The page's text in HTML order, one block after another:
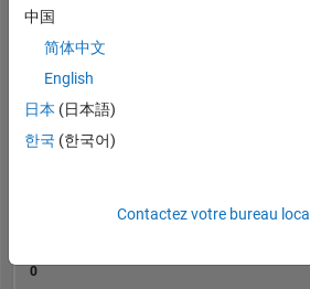
RANG
518
0
中国
简体中文
English
日本 (日本語)
한국 (한국어)
Contactez votre bureau local